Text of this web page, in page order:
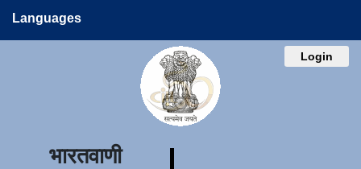
Languages
Login
भारतवाणी